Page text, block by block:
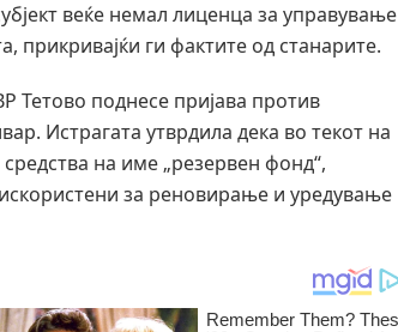
веќе немал лиценца за управување
прикривајќи ги фактите од станарите.
поднесе пријава против
Истрагата утврдила дека во текот на
на име „резервен фонд“,
за реновирање и уредување